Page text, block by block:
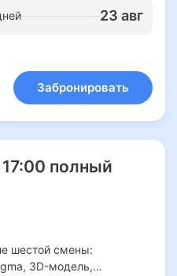
Итоговый проект в
развитие
и тайм-
23 авг
Забронировать
полный
шестой смены:
3D-модель,